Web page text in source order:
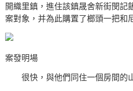
開織里鎮，進住該鎮晟舍新街閔記
案對象，并為此購置了榔頭一把和
案發明場
很快，與他們同住一個房間的